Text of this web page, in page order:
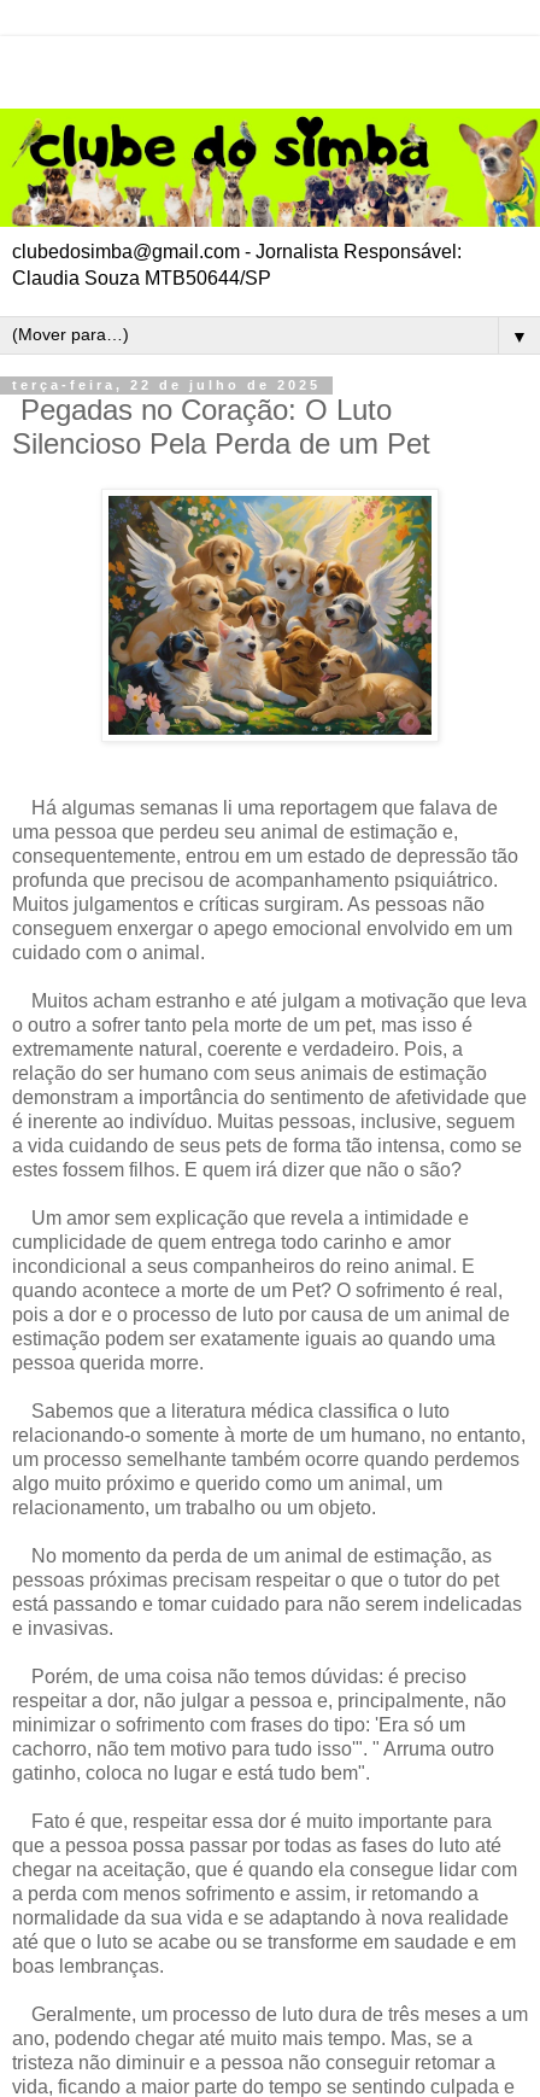
clubedosimba@gmail.com - Jornalista Responsável:
Claudia Souza MTB50644/SP
▼
terça-feira, 22 de julho de 2025
Pegadas no Coração: O Luto
Silencioso Pela Perda de um Pet
Há algumas semanas li uma reportagem que falava de
uma pessoa que perdeu seu animal de estimação e,
consequentemente, entrou em um estado de depressão tão
profunda que precisou de acompanhamento psiquiátrico.
Muitos julgamentos e críticas surgiram. As pessoas não
conseguem enxergar o apego emocional envolvido em um
cuidado com o animal.
Muitos acham estranho e até julgam a motivação que leva
o outro a sofrer tanto pela morte de um pet, mas isso é
extremamente natural, coerente e verdadeiro. Pois, a
relação do ser humano com seus animais de estimação
demonstram a importância do sentimento de afetividade que
é inerente ao indivíduo. Muitas pessoas, inclusive, seguem
a vida cuidando de seus pets de forma tão intensa, como se
estes fossem filhos. E quem irá dizer que não o são?
Um amor sem explicação que revela a intimidade e
cumplicidade de quem entrega todo carinho e amor
incondicional a seus companheiros do reino animal. E
quando acontece a morte de um Pet? O sofrimento é real,
pois a dor e o processo de luto por causa de um animal de
estimação podem ser exatamente iguais ao quando uma
pessoa querida morre.
Sabemos que a literatura médica classifica o luto
relacionando-o somente à morte de um humano, no entanto,
um processo semelhante também ocorre quando perdemos
algo muito próximo e querido como um animal, um
relacionamento, um trabalho ou um objeto.
No momento da perda de um animal de estimação, as
pessoas próximas precisam respeitar o que o tutor do pet
está passando e tomar cuidado para não serem indelicadas
e invasivas.
Porém, de uma coisa não temos dúvidas: é preciso
respeitar a dor, não julgar a pessoa e, principalmente, não
minimizar o sofrimento com frases do tipo: 'Era só um
cachorro, não tem motivo para tudo isso'". " Arruma outro
gatinho, coloca no lugar e está tudo bem".
Fato é que, respeitar essa dor é muito importante para
que a pessoa possa passar por todas as fases do luto até
chegar na aceitação, que é quando ela consegue lidar com
a perda com menos sofrimento e assim, ir retomando a
normalidade da sua vida e se adaptando à nova realidade
até que o luto se acabe ou se transforme em saudade e em
boas lembranças.
Geralmente, um processo de luto dura de três meses a um
ano, podendo chegar até muito mais tempo. Mas, se a
tristeza não diminuir e a pessoa não conseguir retomar a
vida, ficando a maior parte do tempo se sentindo culpada e